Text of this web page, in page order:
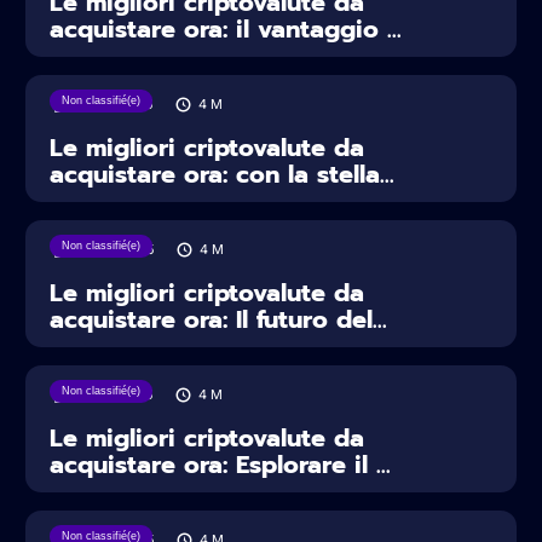
acquistare ora: il vantaggio ...
Non classifié(e)
02/05/2025 4 M
Le migliori criptovalute da
acquistare ora: con la stella...
Non classifié(e)
29/04/2025 4 M
Le migliori criptovalute da
acquistare ora: Il futuro del...
Non classifié(e)
27/04/2025 4 M
Le migliori criptovalute da
acquistare ora: Esplorare il ...
Non classifié(e)